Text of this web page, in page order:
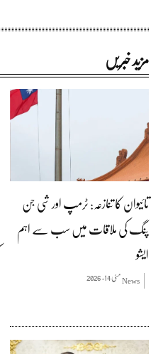
مزید خبریں
تائیوان کا تنازعہ: ٹرمپ اور شی جن
پنگ کی ملاقات میں سب سے اہم
ایشو
Newsمئی 14, 2026